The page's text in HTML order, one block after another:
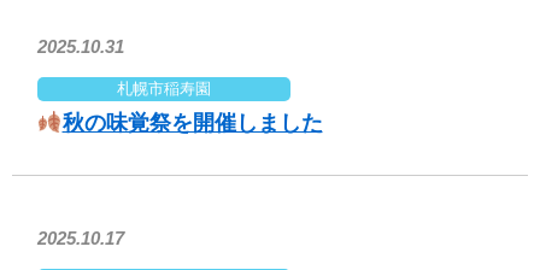
2025.10.31
札幌市稲寿園
秋の味覚祭を開催しました
2025.10.17